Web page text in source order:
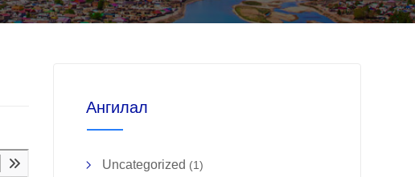
Ангилал
Uncategorized (1)